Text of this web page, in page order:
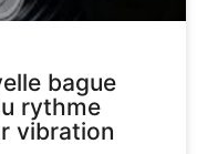
bague
rythme
vibration